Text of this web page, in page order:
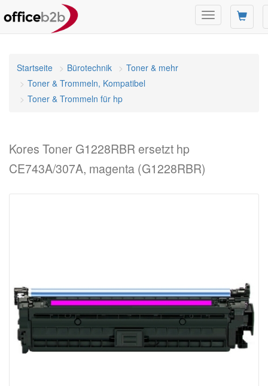
Navigation
umschalten
Startseite Bürotechnik
Toner & mehr
Toner & Trommeln, Kompatibel
Toner & Trommeln für hp
Kores Toner G1228RBR ersetzt hp
CE743A/307A, magenta (G1228RBR)